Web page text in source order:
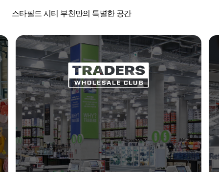
스타필드 시티 부천만의 특별한 공간